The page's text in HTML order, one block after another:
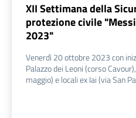
XII Settimana della
protezione civile
2023"
Venerdì 20 ottobre 2023 con
Palazzo dei Leoni (corso
maggio) e locali ex Iai (via San